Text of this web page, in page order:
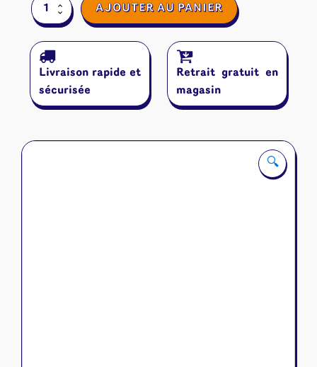
🔍
quantité
de
AJOUTER AU PANIER
Livraison rapide et
sécurisée
Retrait gratuit en
magasin